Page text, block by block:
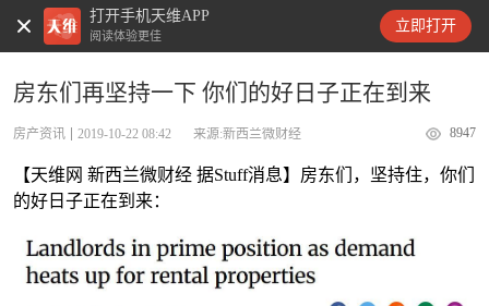
打开手机天维APP
阅读体验更佳
立即打开
天维新闻
房东们再坚持一下 你们的好日子正在到来
房产资讯 2019-10-22 08:42 来源:新西兰微财经 8947
【天维网 新西兰微财经 据Stuff消息】房东们，坚持住，你们
的好日子正在到来：